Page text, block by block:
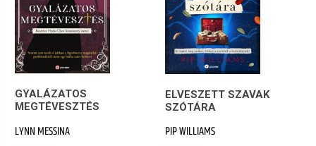
GYALÁZATOS
MEGTÉVESZTÉS
LYNN MESSINA
ELVESZETT SZAVAK
SZÓTÁRA
PIP WILLIAMS